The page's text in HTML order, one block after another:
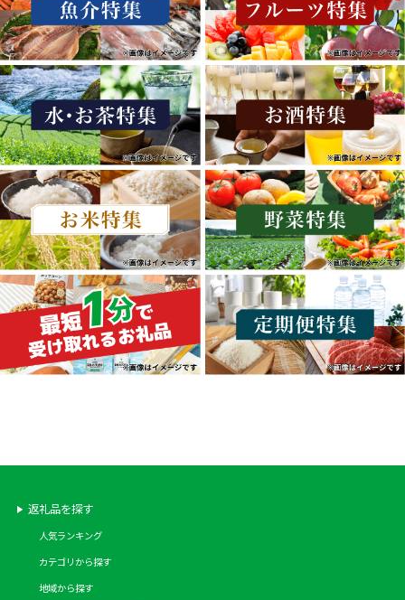
返礼品を探す
人気ランキング
カテゴリから探す
地域から探す